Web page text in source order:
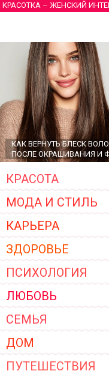
КРАСОТКА – ЖЕНСКИЙ
КАК ВЕРНУТЬ БЛЕСК
ПОСЛЕ ОКРАШИВАНИЯ И
ГЛАВНЫЕ ТРЕНДЫ
ЖЕНСКОЙ ОДЕЖДЫ
КРАСОТА
МОДА И СТИЛЬ
КАРЬЕРА
ЗДОРОВЬЕ
ПСИХОЛОГИЯ
ЛЮБОВЬ
СЕМЬЯ
ДОМ
ПУТЕШЕСТВИЯ